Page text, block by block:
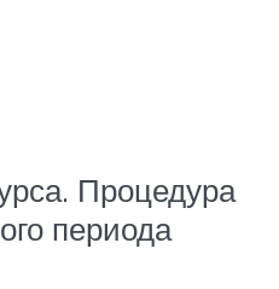
Процедура
периода